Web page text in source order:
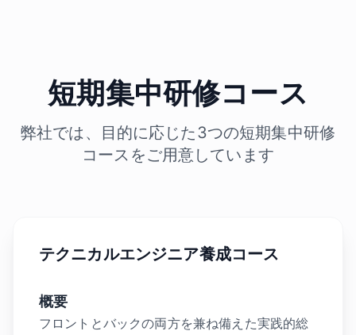
短期集中研修コース
弊社では、目的に応じた3つの短期集中研修
コースをご用意しています
テクニカルエンジニア養成コース
概要
フロントとバックの両方を兼ね備えた実践的総